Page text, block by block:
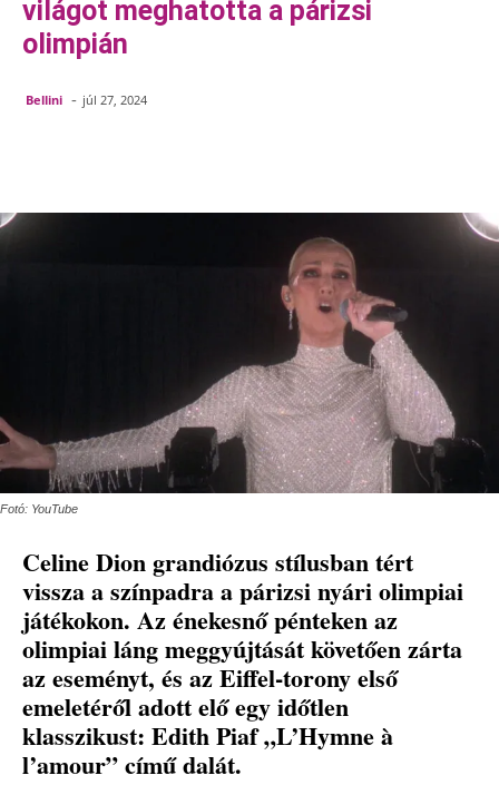
világot meghatotta a párizsi
olimpián
Bellini - júl 27, 2024
Fotó: YouTube
Celine Dion grandiózus stílusban tért
vissza a színpadra a párizsi nyári olimpiai
játékokon. Az énekesnő pénteken az
olimpiai láng meggyújtását követően zárta
az eseményt, és az Eiffel-torony első
emeletéről adott elő egy időtlen
klasszikust: Edith Piaf „L’Hymne à
l’amour” című dalát.